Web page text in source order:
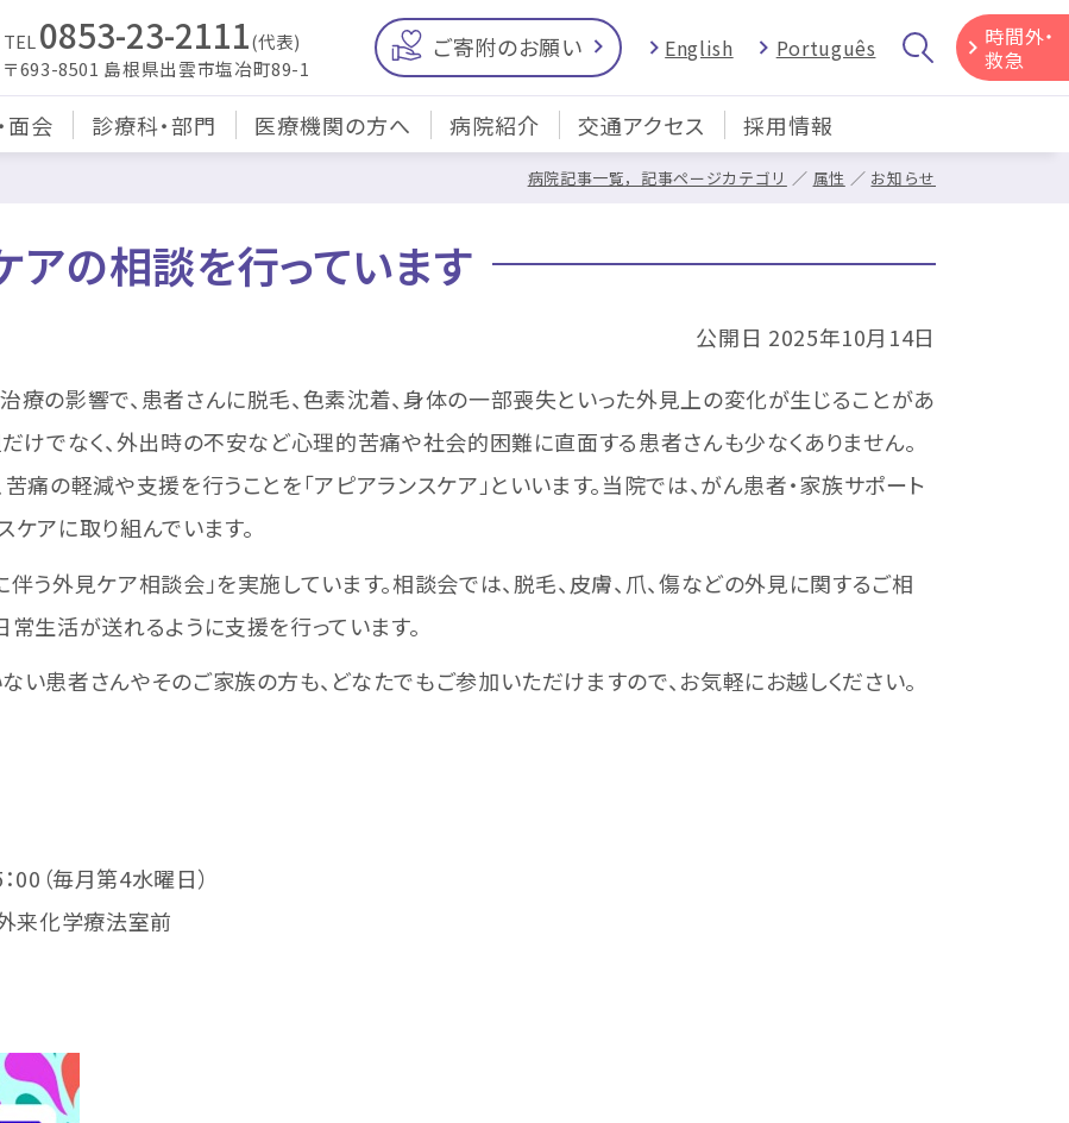
TEL 0853-23-2111(代表)
〒693-8501 島根県出雲市塩冶町89-1
ご寄附のお願い English Português
時間外・
救急
面会 診療科・部門 医療機関の方へ 病院紹介 交通アクセス 採用情報
病院記事一覧，記事ページカテゴリ 属性 お知らせ
の相談を行っています
公開日 2025年10月14日
療の影響で、患者さんに脱毛、色素沈着、身体の一部喪失といった外見上の変化が生じることがあ
けでなく、外出時の不安など心理的苦痛や社会的困難に直面する患者さんも少なくありません。
痛の軽減や支援を行うことを「アピアランスケア」といいます。当院では、がん患者・家族サポート
アに取り組んでいます。
う外見ケア相談会」を実施しています。相談会では、脱毛、皮膚、爪、傷などの外見に関するご相
生活が送れるように支援を行っています。
患者さんやそのご家族の方も、どなたでもご参加いただけますので、お気軽にお越しください。
00（毎月第4水曜日）
来化学療法室前